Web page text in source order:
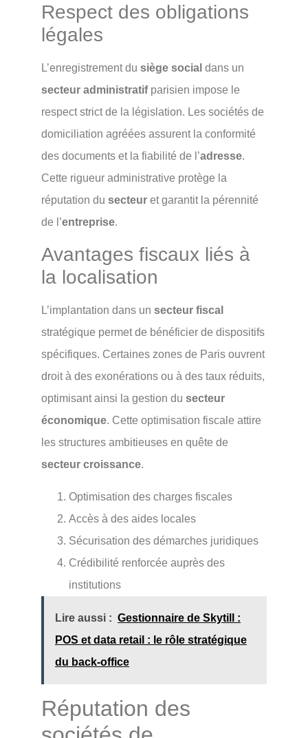
Respect des obligations
légales
L’enregistrement du siège social dans un
secteur administratifparisien impose le
respect strict de la législation. Les sociétés de
domiciliation agréées assurent la conformité
des documents et la fiabilité de l’adresse.
Cette rigueur administrative protège la
réputation du secteur et garantit la pérennité
de l’entreprise.
Avantages fiscaux liés à
la localisation
L’implantation dans un secteur fiscal
stratégique permet de bénéficier de dispositifs
spécifiques. Certaines zones de Paris ouvrent
droit à des exonérations ou à des taux réduits,
optimisant ainsi la gestion du secteur
économique. Cette optimisation fiscale attire
les structures ambitieuses en quête de
secteur croissance.
Optimisation des charges fiscales
Accès à des aides locales
Sécurisation des démarches juridiques
Crédibilité renforcée auprès des
institutions
Lire aussi : Gestionnaire de Skytill :
POS et data retail : le rôle stratégique
du back-office
Réputation des